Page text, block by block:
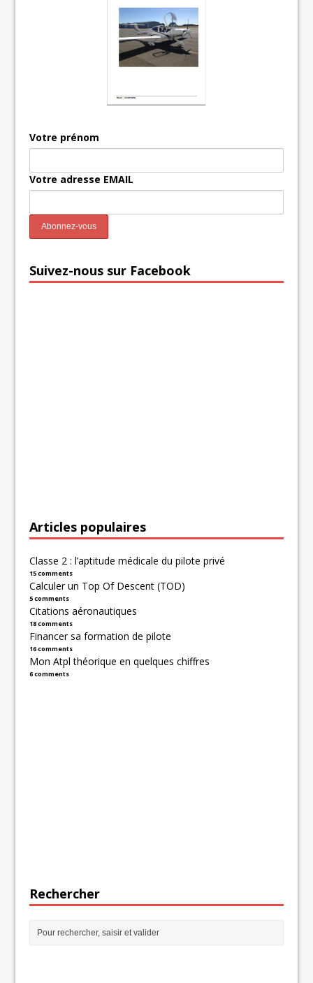
Votre prénom
Votre adresse EMAIL
Suivez-nous sur Facebook
Articles populaires
Classe 2 : l’aptitude médicale du pilote privé
15 comments
Calculer un Top Of Descent (TOD)
5 comments
Citations aéronautiques
18 comments
Financer sa formation de pilote
16 comments
Mon Atpl théorique en quelques chiffres
6 comments
Rechercher